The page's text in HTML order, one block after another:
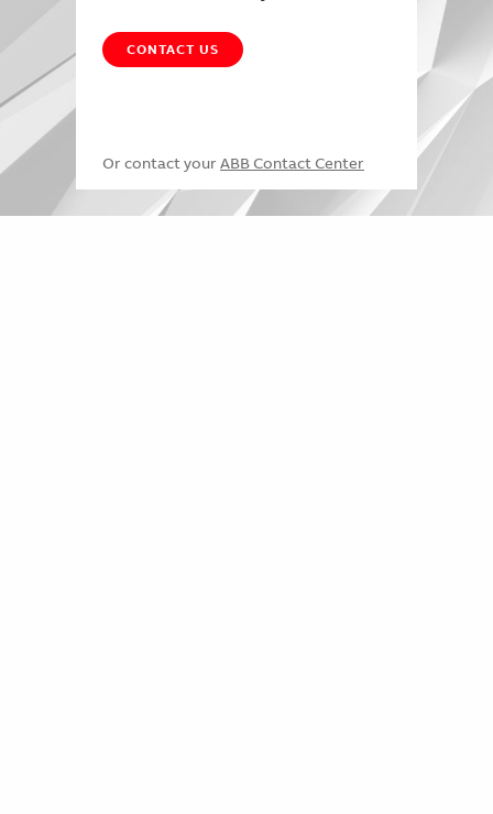
CONTACT US
Or contact your ABB Contact Center